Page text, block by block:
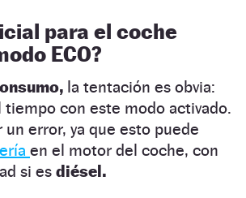
para el coche
ECO?
la tentación es obvia:
con este modo activado.
un error, ya que esto puede
en el motor del coche, con
si es diésel.